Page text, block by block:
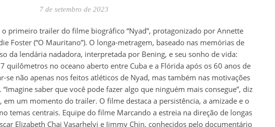
7 de setembro de 2023
primeiro trailer do filme biográfico “Nyad”, protagonizado por Annette
Foster (“O Mauritano”). O longa-metragem, baseado nas memórias de
da lendária nadadora, interpretada por Bening, e seu sonho de vida:
quilômetros no oceano aberto entre Cuba e a Flórida após os 60 anos de
se não apenas nos feitos atléticos de Nyad, mas também nas motivações
saber que você pode fazer algo que ninguém mais consegue”, diz
um momento do trailer. O filme destaca a persistência, a amizade e o
temas centrais. Equipe do filme Marcando a estreia na direção de longas
Elizabeth Chai Vasarhelyi e Jimmy Chin, conhecidos pelo documentário